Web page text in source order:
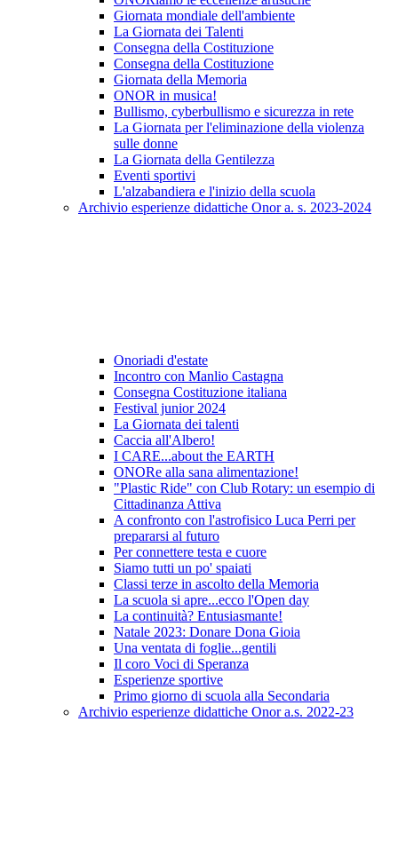
Giornata mondiale dell'ambiente
La Giornata dei Talenti
Consegna della Costituzione
Consegna della Costituzione
Giornata della Memoria
ONOR in musica!
Bullismo, cyberbullismo e sicurezza in rete
La Giornata per l'eliminazione della violenza
sulle donne
La Giornata della Gentilezza
Eventi sportivi
L'alzabandiera e l'inizio della scuola
Archivio esperienze didattiche Onor a. s. 2023-2024
Onoriadi d'estate
Incontro con Manlio Castagna
Consegna Costituzione italiana
Festival junior 2024
La Giornata dei talenti
Caccia all'Albero!
I CARE...about the EARTH
ONORe alla sana alimentazione!
"Plastic Ride" con Club Rotary: un esempio di
Cittadinanza Attiva
A confronto con l'astrofisico Luca Perri per
prepararsi al futuro
Per connettere testa e cuore
Siamo tutti un po' spaiati
Classi terze in ascolto della Memoria
La scuola si apre...ecco l'Open day
La continuità? Entusiasmante!
Natale 2023: Donare Dona Gioia
Una ventata di foglie...gentili
Il coro Voci di Speranza
Esperienze sportive
Primo giorno di scuola alla Secondaria
Archivio esperienze didattiche Onor a.s. 2022-23